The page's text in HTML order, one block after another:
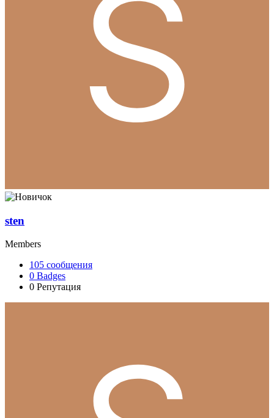
sten
Members
105 сообщения
0 Badges
0 Репутация